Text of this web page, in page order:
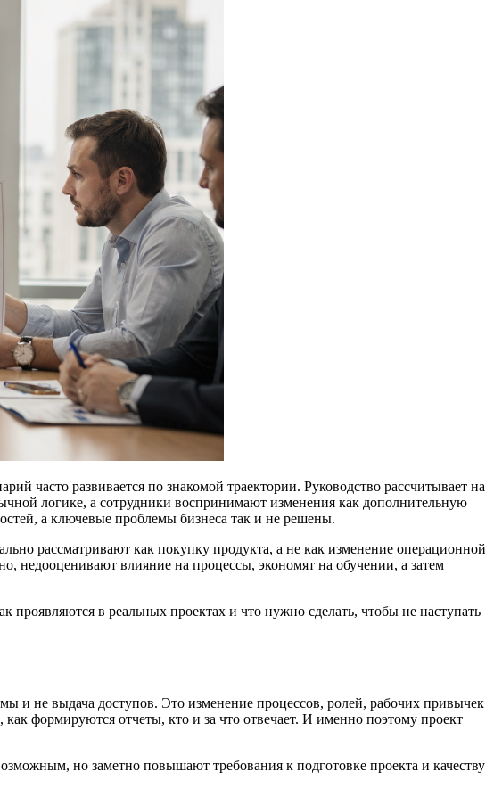
часто развивается по знакомой траектории. Руководство рассчитывает на
логике, а сотрудники воспринимают изменения как дополнительную
а ключевые проблемы бизнеса так и не решены.
рассматривают как покупку продукта, а не как изменение операционной
недооценивают влияние на процессы, экономят на обучении, а затем
в реальных проектах и что нужно сделать, чтобы не наступать
и не выдача доступов. Это изменение процессов, ролей, рабочих привычек
формируются отчеты, кто и за что отвечает. И именно поэтому проект
но заметно повышают требования к подготовке проекта и качеству